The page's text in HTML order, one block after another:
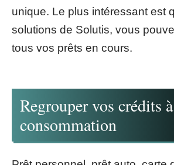
unique. Le plus intéressant est
solutions de Solutis, vous
tous vos prêts en cours.
Regrouper vos crédits
consommation